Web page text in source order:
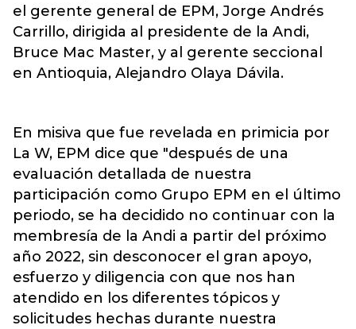
el gerente general de EPM, Jorge Andrés
Carrillo, dirigida al presidente de la Andi,
Bruce Mac Master, y al gerente seccional
en Antioquia, Alejandro Olaya Dávila.
En misiva que fue revelada en primicia por
La W, EPM dice que "después de una
evaluación detallada de nuestra
participación como Grupo EPM en el último
periodo, se ha decidido no continuar con la
membresía de la Andi a partir del próximo
año 2022, sin desconocer el gran apoyo,
esfuerzo y diligencia con que nos han
atendido en los diferentes tópicos y
solicitudes hechas durante nuestra